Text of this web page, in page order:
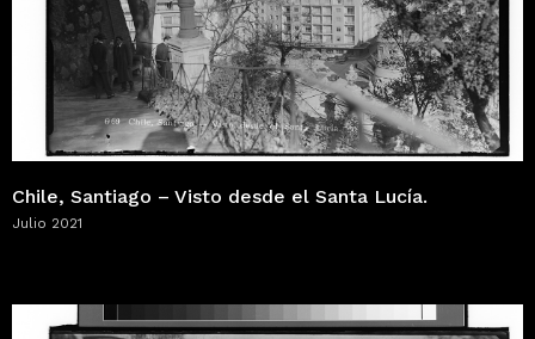
Chile, Santiago – Visto desde el Santa Lucía.
Julio 2021